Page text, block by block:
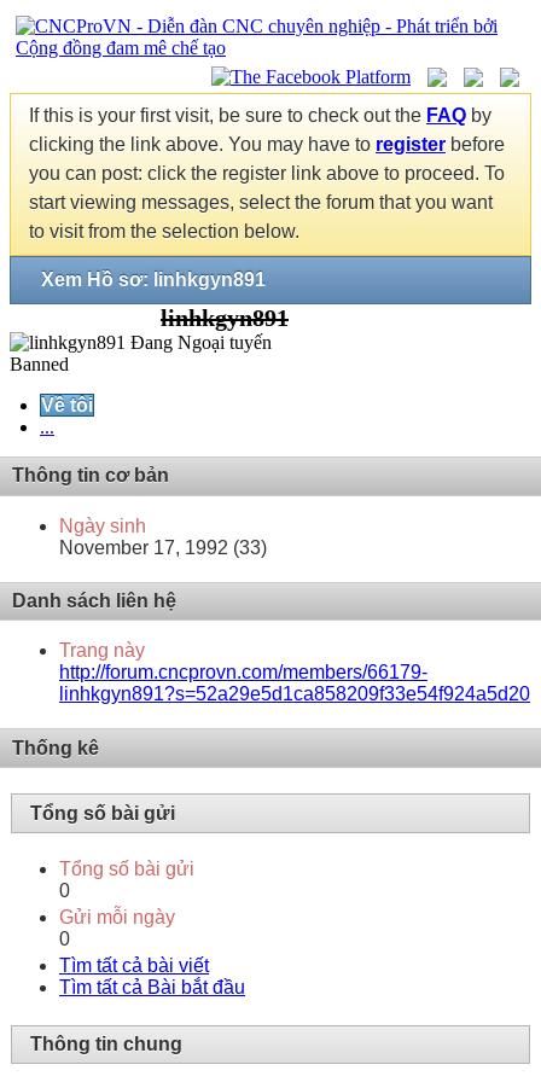
If this is your first visit, be sure to check out the FAQ by
clicking the link above. You may have to register before
you can post: click the register link above to proceed. To
start viewing messages, select the forum that you want
to visit from the selection below.
Xem Hồ sơ: linhkgyn891
linhkgyn891
Banned
Về tôi
...
Thông tin cơ bản
Ngày sinh
November 17, 1992 (33)
Danh sách liên hệ
Trang này
http://forum.cncprovn.com/members/66179-
linhkgyn891?s=52a29e5d1ca858209f33e54f924a5d20
Thống kê
Tổng số bài gửi
Tổng số bài gửi
0
Gửi mỗi ngày
0
Tìm tất cả bài viết
Tìm tất cả Bài bắt đầu
Thông tin chung